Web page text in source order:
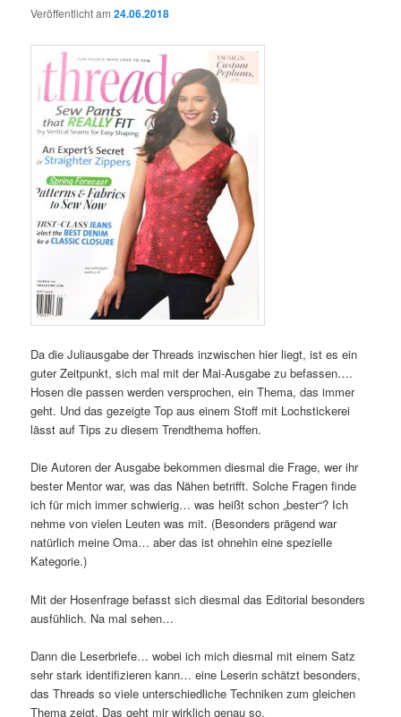
Veröffentlicht am24.06.2018
Da die Juliausgabe der Threads inzwischen hier liegt, ist es ein
guter Zeitpunkt, sich mal mit der Mai-Ausgabe zu befassen….
Hosen die passen werden versprochen, ein Thema, das immer
geht. Und das gezeigte Top aus einem Stoff mit Lochstickerei
lässt auf Tips zu diesem Trendthema hoffen.
Die Autoren der Ausgabe bekommen diesmal die Frage, wer ihr
bester Mentor war, was das Nähen betrifft. Solche Fragen finde
ich für mich immer schwierig… was heißt schon „bester“? Ich
nehme von vielen Leuten was mit. (Besonders prägend war
natürlich meine Oma… aber das ist ohnehin eine spezielle
Kategorie.)
Mit der Hosenfrage befasst sich diesmal das Editorial besonders
ausfühlich. Na mal sehen…
Dann die Leserbriefe… wobei ich mich diesmal mit einem Satz
sehr stark identifizieren kann… eine Leserin schätzt besonders,
das Threads so viele unterschiedliche Techniken zum gleichen
Thema zeigt. Das geht mir wirklich genau so.